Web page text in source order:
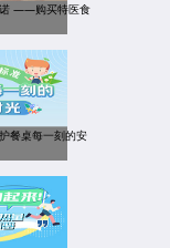
——购买特医食
餐桌每一刻的安